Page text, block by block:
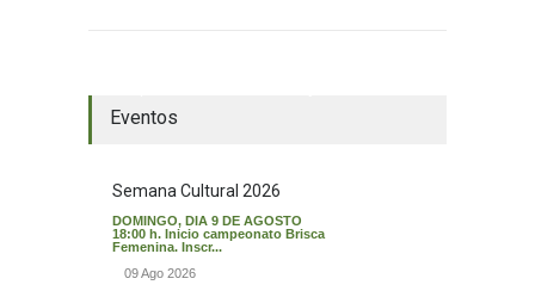
Eventos
Semana Cultural 2026
DOMINGO, DIA 9 DE AGOSTO
18:00 h. Inicio campeonato Brisca
Femenina. Inscr...
09 Ago 2026